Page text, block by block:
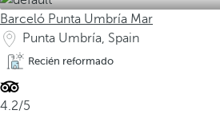
Barceló Punta Umbría Mar
Punta Umbría, Spain
Recién reformado
4.2/5